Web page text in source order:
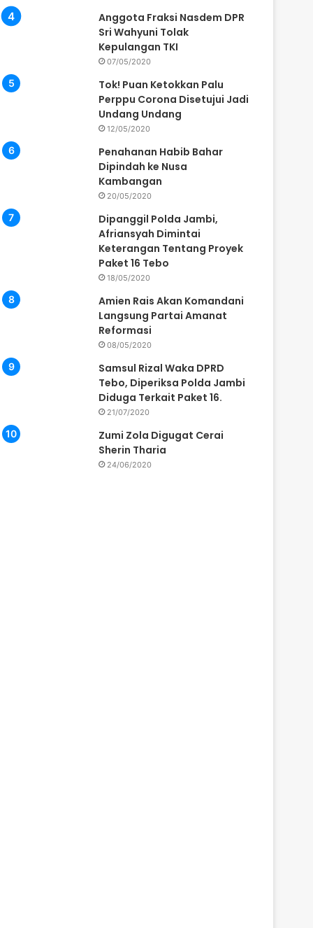
Anggota Fraksi Nasdem DPR
Sri Wahyuni Tolak
Kepulangan TKI
07/05/2020
Tok! Puan Ketokkan Palu
Perppu Corona Disetujui Jadi
Undang Undang
12/05/2020
Penahanan Habib Bahar
Dipindah ke Nusa
Kambangan
20/05/2020
Dipanggil Polda Jambi,
Afriansyah Dimintai
Keterangan Tentang Proyek
Paket 16 Tebo
18/05/2020
Amien Rais Akan Komandani
Langsung Partai Amanat
Reformasi
08/05/2020
Samsul Rizal Waka DPRD
Tebo, Diperiksa Polda Jambi
Diduga Terkait Paket 16.
21/07/2020
Zumi Zola Digugat Cerai
Sherin Tharia
24/06/2020